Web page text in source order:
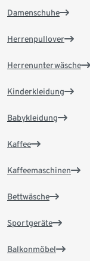
Damenschuhe
Herrenpullover
Herrenunterwäsche
Kinderkleidung
Babykleidung
Kaffee
Kaffeemaschinen
Bettwäsche
Sportgeräte
Balkonmöbel